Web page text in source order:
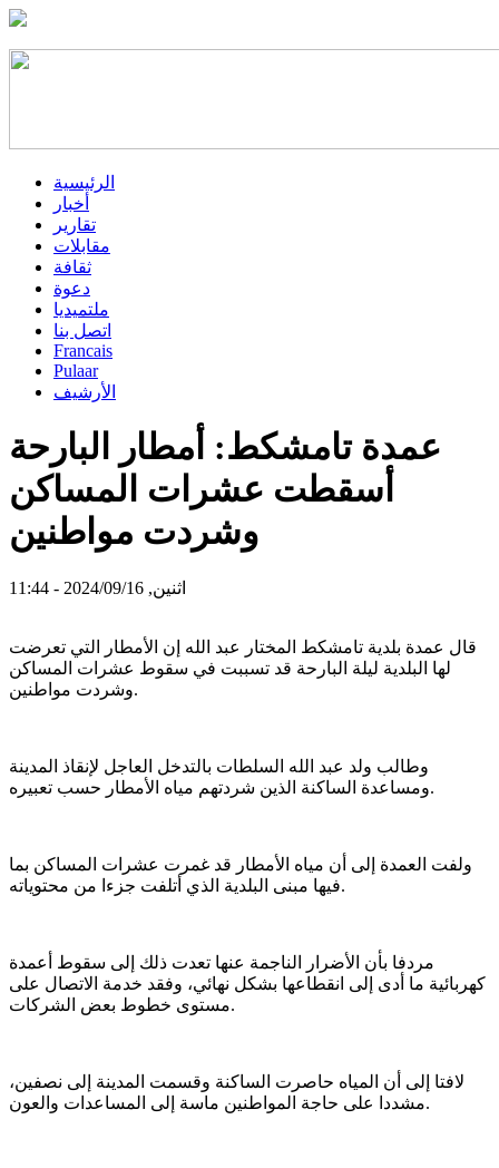
الرئيسية
أخبار
تقارير
مقابلات
ثقافة
دعوة
ملتميديا
اتصل بنا
Francais
Pulaar
الأرشيف
عمدة تامشكط: أمطار البارحة
أسقطت عشرات المساكن
وشردت مواطنين
اثنين, 2024/09/16 - 11:44
قال عمدة بلدية تامشكط المختار عبد الله إن الأمطار التي تعرضت
لها البلدية ليلة البارحة قد تسببت في سقوط عشرات المساكن
وشردت مواطنين.
وطالب ولد عبد الله السلطات بالتدخل العاجل لإنقاذ المدينة
ومساعدة الساكنة الذين شردتهم مياه الأمطار حسب تعبيره.
ولفت العمدة إلى أن مياه الأمطار قد غمرت عشرات المساكن بما
فيها مبنى البلدية الذي أتلفت جزءا من محتوياته.
مردفا بأن الأضرار الناجمة عنها تعدت ذلك إلى سقوط أعمدة
كهربائية ما أدى إلى انقطاعها بشكل نهائي، وفقد خدمة الاتصال على
مستوى خطوط بعض الشركات.
لافتا إلى أن المياه حاصرت الساكنة وقسمت المدينة إلى نصفين،
مشددا على حاجة المواطنين ماسة إلى المساعدات والعون.